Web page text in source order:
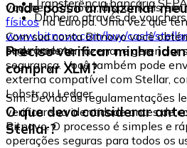
Transferência bancária
Dinheiro através de
vouchers Bitnovo, disponíveis em
físicosna Europa. Uma vez que
www.bitnovo.com/buy/cash/
seguramente.
Onde posso armazenar
Com sua conta Bitnovo você
onde pode armazenar e gerenciar
segurança. Você também pode
externa compatível com Stellar,
Lobstr ou Ledger.
Preciso verificar minha
comprar XLM?
Sim. Devido às regulamentações
verificar sua identidade antes de
Bitnovo. O processo é simples e
operações seguras para todos os
O que devo considerar
Stellar?